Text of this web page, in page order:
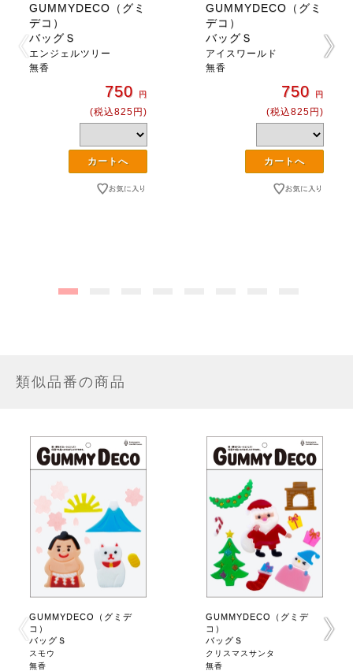
GUMMYDECO（グミ
デコ）
バッグＳ
エンジェルツリー
無香
750 円
(税込825円)
GUMMYDECO（グミ
デコ）
バッグＳ
アイスワールド
無香
750 円
(税込825円)
類似品番の商品
GUMMYDECO（グミデ
コ）
バッグＳ
スモウ
無香
GUMMYDECO（グミデ
コ）
バッグＳ
クリスマスサンタ
無香